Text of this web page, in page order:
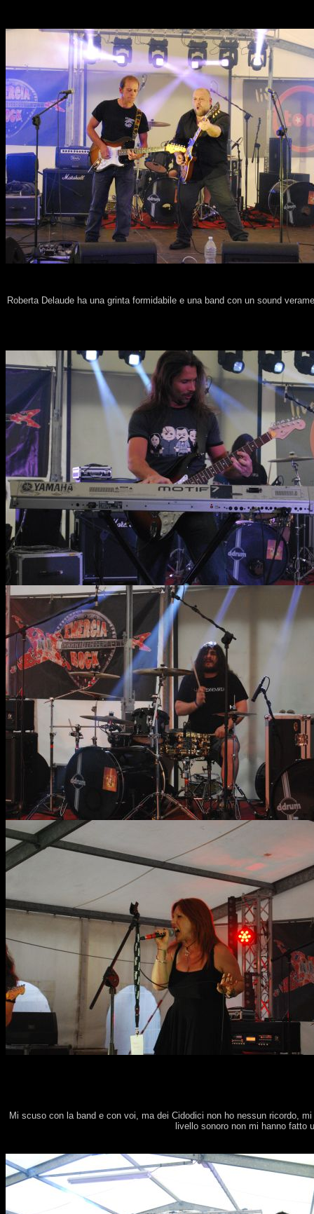
Roberta Delaude ha una grinta formidabile e una band con un sound
Mi scuso con la band e con voi, ma dei Cidodici non ho nessun ricordo,
livello sonoro non mi hanno fatto